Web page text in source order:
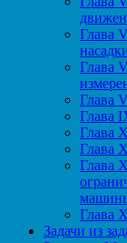
Глава
Глава
Глава
Глава
Глава
Глава
Глава
Глава
Задачи из